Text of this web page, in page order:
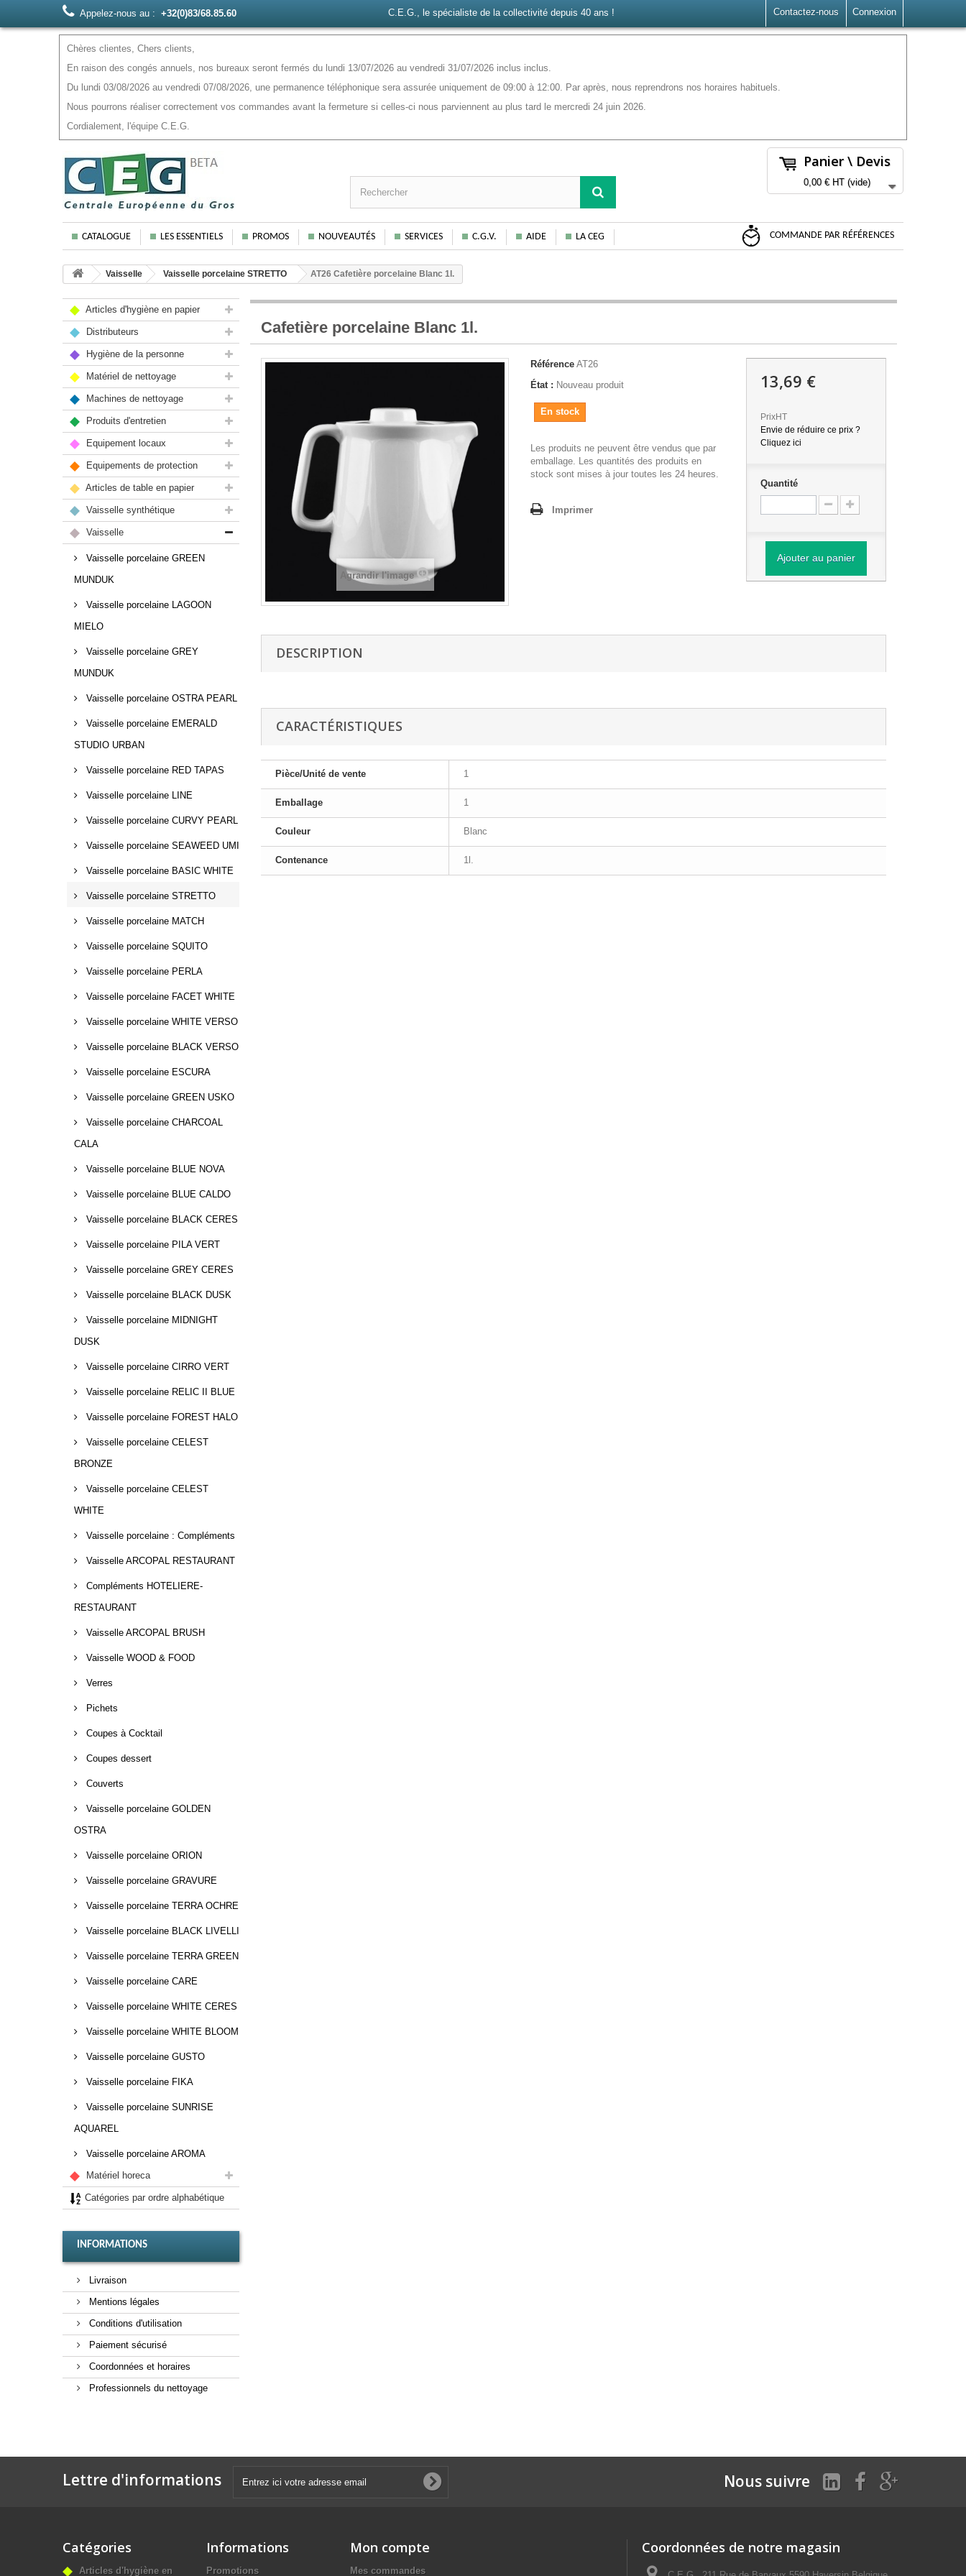
Connexion
Contactez-nous
Appelez-nous au : +32(0)83/68.85.60 C.E.G., le spécialiste de la collectivité depuis 40 ans !
Chères clientes, Chers clients,
En raison des congés annuels, nos bureaux seront fermés du lundi 13/07/2026 au vendredi 31/07/2026 inclus inclus.
Du lundi 03/08/2026 au vendredi 07/08/2026, une permanence téléphonique sera assurée uniquement de 09:00 à 12:00. Par après, nous reprendrons nos horaires habituels.
Nous pourrons réaliser correctement vos commandes avant la fermeture si celles-ci nous parviennent au plus tard le mercredi 24 juin 2026.
Cordialement, l'équipe C.E.G.
Panier \ Devis
0,00 €HT (vide)
CATALOGUE LES ESSENTIELS PROMOS NOUVEAUTÉS SERVICES C.G.V. AIDE LA CEG COMMANDE PAR RÉFÉRENCES
Vaisselle Vaisselle porcelaine STRETTO AT26 Cafetière porcelaine Blanc 1l.
Articles d'hygiène en papier
Distributeurs
Hygiène de la personne
Matériel de nettoyage
Machines de nettoyage
Produits d'entretien
Equipement locaux
Equipements de protection
Articles de table en papier
Vaisselle synthétique
Vaisselle
Vaisselle porcelaine GREEN
MUNDUK
Vaisselle porcelaine LAGOON
MIELO
Vaisselle porcelaine GREY
MUNDUK
Vaisselle porcelaine OSTRA PEARL
Vaisselle porcelaine EMERALD
STUDIO URBAN
Vaisselle porcelaine RED TAPAS
Vaisselle porcelaine LINE
Vaisselle porcelaine CURVY PEARL
Vaisselle porcelaine SEAWEED UMI
Vaisselle porcelaine BASIC WHITE
Vaisselle porcelaine STRETTO
Vaisselle porcelaine MATCH
Vaisselle porcelaine SQUITO
Vaisselle porcelaine PERLA
Vaisselle porcelaine FACET WHITE
Vaisselle porcelaine WHITE VERSO
Vaisselle porcelaine BLACK VERSO
Vaisselle porcelaine ESCURA
Vaisselle porcelaine GREEN USKO
Vaisselle porcelaine CHARCOAL
CALA
Vaisselle porcelaine BLUE NOVA
Vaisselle porcelaine BLUE CALDO
Vaisselle porcelaine BLACK CERES
Vaisselle porcelaine PILA VERT
Vaisselle porcelaine GREY CERES
Vaisselle porcelaine BLACK DUSK
Vaisselle porcelaine MIDNIGHT
DUSK
Vaisselle porcelaine CIRRO VERT
Vaisselle porcelaine RELIC II BLUE
Vaisselle porcelaine FOREST HALO
Vaisselle porcelaine CELEST
BRONZE
Vaisselle porcelaine CELEST
WHITE
Vaisselle porcelaine : Compléments
Vaisselle ARCOPAL RESTAURANT
Compléments HOTELIERE-
RESTAURANT
Vaisselle ARCOPAL BRUSH
Vaisselle WOOD & FOOD
Verres
Pichets
Coupes à Cocktail
Coupes dessert
Couverts
Vaisselle porcelaine GOLDEN
OSTRA
Vaisselle porcelaine ORION
Vaisselle porcelaine GRAVURE
Vaisselle porcelaine TERRA OCHRE
Vaisselle porcelaine BLACK LIVELLI
Vaisselle porcelaine TERRA GREEN
Vaisselle porcelaine CARE
Vaisselle porcelaine WHITE CERES
Vaisselle porcelaine WHITE BLOOM
Vaisselle porcelaine GUSTO
Vaisselle porcelaine FIKA
Vaisselle porcelaine SUNRISE
AQUAREL
Vaisselle porcelaine AROMA
Matériel horeca
Catégories par ordre alphabétique
INFORMATIONS
Livraison
Mentions légales
Conditions d'utilisation
Paiement sécurisé
Coordonnées et horaires
Professionnels du nettoyage
Cafetière porcelaine Blanc 1l.
Agrandir l'image
Référence AT26
État : Nouveau produit
En stock
Les produits ne peuvent être vendus que par
emballage. Les quantités des produits en
stock sont mises à jour toutes les 24 heures.
Imprimer
13,69 €
PrixHT
Envie de réduire ce prix ?
Cliquez ici
Quantité
Ajouter au panier
DESCRIPTION
CARACTÉRISTIQUES
Pièce/Unité de vente 1
Emballage 1
Couleur Blanc
Contenance 1l.
Lettre d'informations Nous suivre
Catégories
Articles d'hygiène en
Informations
Promotions
Mon compte
Mes commandes
Coordonnées de notre magasin